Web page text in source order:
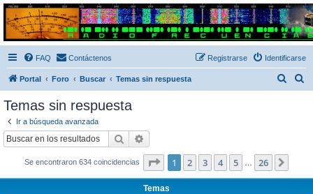
Radio Frecuencias
Foro de Radio Frecuencias
FAQ Contáctenos Identificarse
Registrarse
Portal Foro Buscar Temas sin respuesta
Temas sin respuesta
Ir a búsqueda avanzada
Buscar
Se encontraron 634 coincidencias Página de 26
1 2 3 4 5 26
Temas